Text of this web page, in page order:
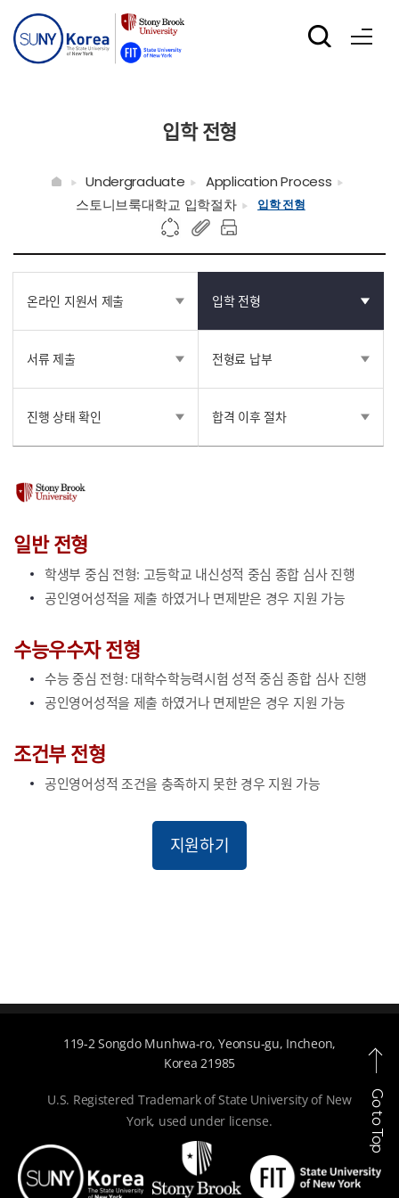
입학 전형
Undergraduate
Application Process
스토니브룩대학교 입학절차
입학 전형
온라인 지원서 제출 입학 전형
서류 제출 전형료 납부
진행 상태 확인 합격 이후 절차
일반 전형
학생부 중심 전형: 고등학교 내신성적 중심 종합 심사 진행
공인영어성적을 제출 하였거나 면제받은 경우 지원 가능
수능우수자 전형
수능 중심 전형: 대학수학능력시험 성적 중심 종합 심사 진행
공인영어성적을 제출 하였거나 면제받은 경우 지원 가능
조건부 전형
공인영어성적 조건을 충족하지 못한 경우 지원 가능
지원하기
Go to Top
119-2 Songdo Munhwa-ro, Yeonsu-gu, Incheon,
Korea 21985
U.S. Registered Trademark of State University of New
York, used under license.